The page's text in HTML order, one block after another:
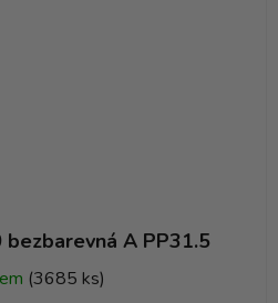
bezbarevná A PP31.5
(3685 ks)